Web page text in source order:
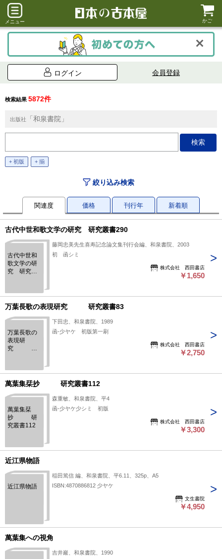
メニュー かご
ログイン 会員登録
検索結果 5872件
出版社 「和泉書院」
+ 初版 + 揃
絞り込み検索
関連度 価格 刊行年 新着順
古代中世和歌文学の研究 研究叢書290
古代中世和
歌文学の研
究 研究叢
藤岡忠美先生喜寿記念論文集刊行会編、和泉書院、2003
初 函シミ
株式会社 西田書店
￥1,650
万葉長歌の表現研究 研究叢書83
万葉長歌の
表現研
究 研
下田忠、和泉書院、1989
函‐少ヤケ 初版第一刷
株式会社 西田書店
￥2,750
萬葉集栞抄 研究叢書112
萬葉集栞
抄 研
究叢書112
森重敏、和泉書院、平4
函‐少ヤケ少シミ 初版
株式会社 西田書店
￥3,300
近江県物語
近江県物語
稲田篤信 編、和泉書院、平6.11、325p、A5
ISBN:4870886812 少ヤケ
文生書院
￥4,950
萬葉集への視角
吉井巖、和泉書院、1990